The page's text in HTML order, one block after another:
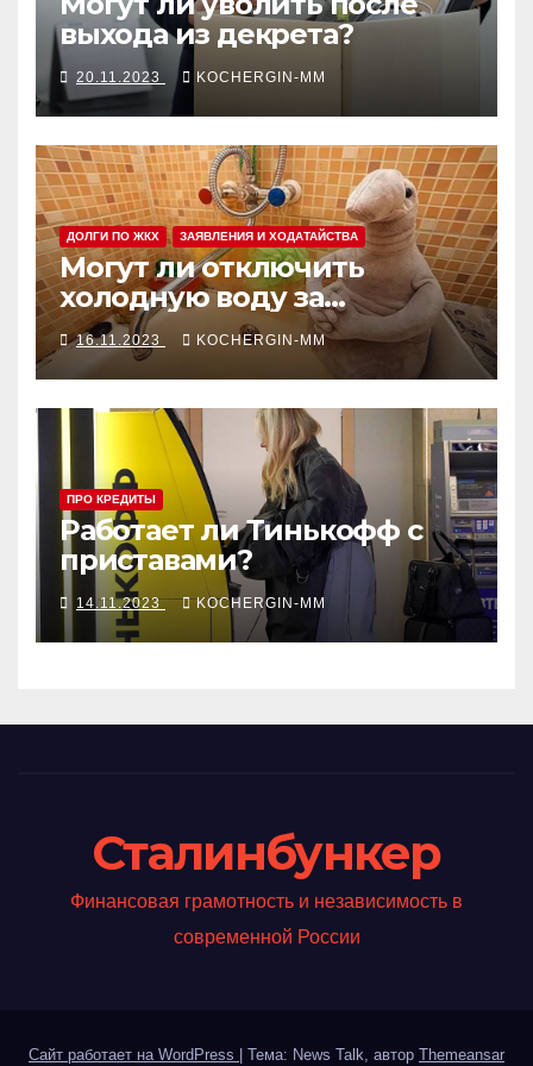
выхода из декрета?
20.11.2023 KOCHERGIN-MM
ДОЛГИ ПО ЖКХ ЗАЯВЛЕНИЯ И ХОДАТАЙСТВА
Могут ли отключить
холодную воду за
неуплату: правовые
аспекты и последствия
16.11.2023 KOCHERGIN-MM
ПРО КРЕДИТЫ
Работает ли Тинькофф с
приставами?
14.11.2023 KOCHERGIN-MM
Сталинбункер
Финансовая грамотность и независимость в
современной России
Сайт работает на WordPress | Тема: News Talk, автор Themeansar